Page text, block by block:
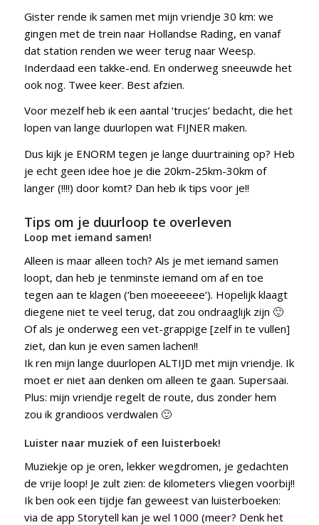
Gister rende ik samen met mijn vriendje 30 km: we
gingen met de trein naar Hollandse Rading, en vanaf
dat station renden we weer terug naar Weesp.
Inderdaad een takke-end. En onderweg sneeuwde het
ook nog. Twee keer. Best afzien.
Voor mezelf heb ik een aantal ‘trucjes’ bedacht, die het
lopen van lange duurlopen wat FIJNER maken.
Dus kijk je ENORM tegen je lange duurtraining op? Heb
je echt geen idee hoe je die 20km-25km-30km of
langer (!!!!) door komt? Dan heb ik tips voor je!!
Tips om je duurloop te overleven
Loop met iemand samen!
Alleen is maar alleen toch? Als je met iemand samen
loopt, dan heb je tenminste iemand om af en toe
tegen aan te klagen (‘ben moeeeeee’). Hopelijk klaagt
diegene niet te veel terug, dat zou ondraaglijk zijn 🙂
Of als je onderweg een vet-grappige [zelf in te vullen]
ziet, dan kun je even samen lachen!!
Ik ren mijn lange duurlopen ALTIJD met mijn vriendje. Ik
moet er niet aan denken om alleen te gaan. Supersaai.
Plus: mijn vriendje regelt de route, dus zonder hem
zou ik grandioos verdwalen 🙂
Luister naar muziek of een luisterboek!
Muziekje op je oren, lekker wegdromen, je gedachten
de vrije loop! Je zult zien: de kilometers vliegen voorbij!!
Ik ben ook een tijdje fan geweest van luisterboeken:
via de app Storytell kan je wel 1000 (meer? Denk het